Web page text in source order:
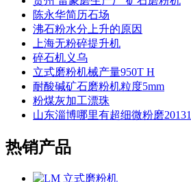
陈永华简历石场
沸石粉水分上升的原因
上海无粉碎提升机
碎石机义乌
立式磨粉机械产量950T H
耐酸碱矿石磨粉机粒度5mm
粉煤灰加工漂珠
山东淄博哪里有超细微粉磨
热销产品